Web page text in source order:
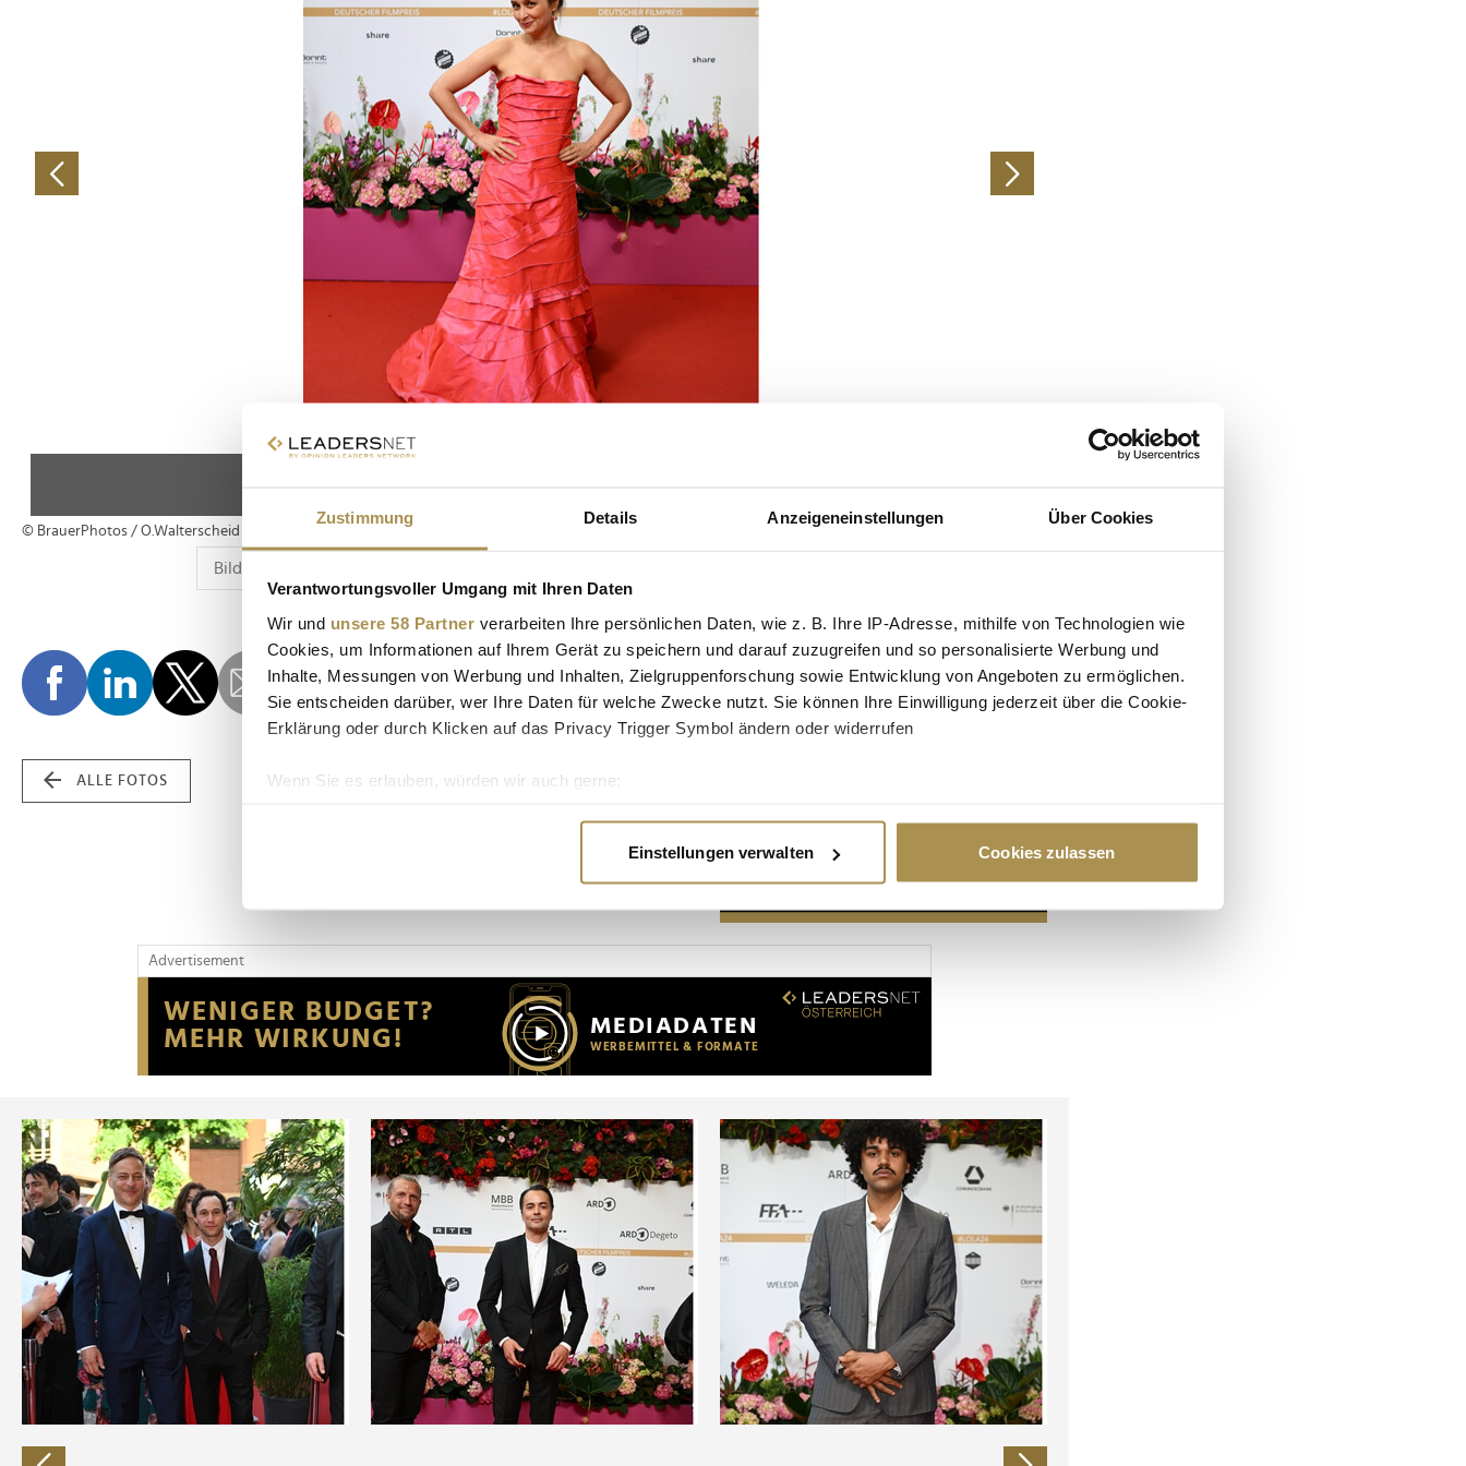
Zustimmung Details Anzeigeneinstellungen Über Cookies
Verantwortungsvoller Umgang mit Ihren Daten
Wir und unsere 58 Partner verarbeiten Ihre persönlichen Daten, wie z. B. Ihre IP-Adresse, mithilfe von Technologien wie
Cookies, um Informationen auf Ihrem Gerät zu speichern und darauf zuzugreifen und so personalisierte Werbung und
Inhalte, Messungen von Werbung und Inhalten, Zielgruppenforschung sowie Entwicklung von Angeboten zu ermöglichen.
Sie entscheiden darüber, wer Ihre Daten für welche Zwecke nutzt. Sie können Ihre Einwilligung jederzeit über die Cookie-
Erklärung oder durch Klicken auf das Privacy Trigger Symbol ändern oder widerrufen
Wenn Sie es erlauben, würden wir auch gerne:
Erfahren Sie mehr darüber, wie Ihre persönlichen Daten verarbeitet werden, und legen Sie Ihre Präferenzen im
Wir verwenden Cookies, um Inhalte und Anzeigen zu personalisieren, Funktionen für soziale Medien anbieten zu können
Website an unsere Partner für soziale Medien, Werbung und Analysen weiter. Unsere Partner führen diese Informationen
möglicherweise mit weiteren Daten zusammen, die Sie ihnen bereitgestellt haben oder die sie im Rahmen Ihrer Nutzung
der Dienste gesammelt haben.
Einstellungen verwalten Cookies zulassen
© BrauerPhotos / O.Walterscheid
ALLE FOTOS
Advertisement
Advertisement